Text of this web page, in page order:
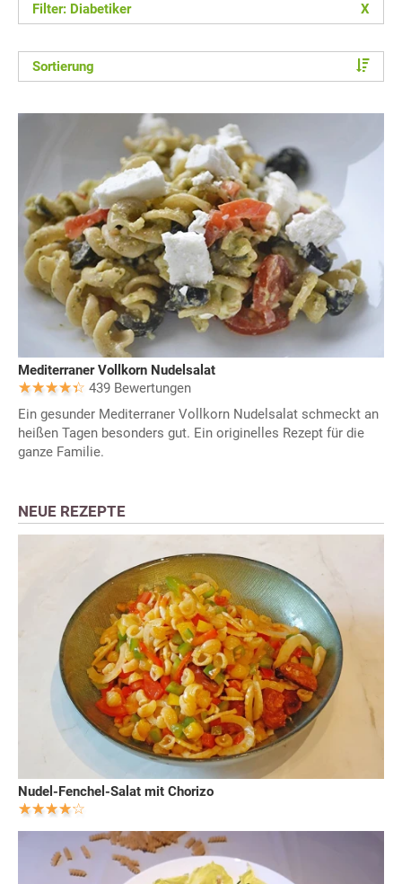
Filter: Diabetiker X
Sortierung
Mediterraner Vollkorn Nudelsalat
439 Bewertungen
Ein gesunder Mediterraner Vollkorn Nudelsalat schmeckt an
heißen Tagen besonders gut. Ein originelles Rezept für die
ganze Familie.
NEUE REZEPTE
Nudel-Fenchel-Salat mit Chorizo